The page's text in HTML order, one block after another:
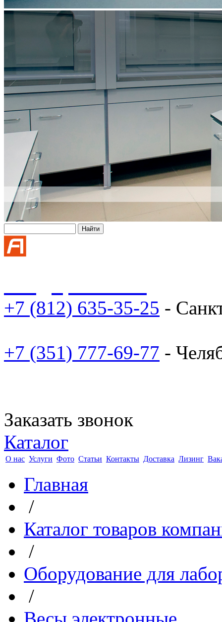
+7 (812) 635-35-25 -
+7 (351) 777-69-77 -
Заказать звонок
Каталог
О нас Услуги Фото Статьи Контакты Доставка Лизинг
Главная
/
Каталог товаров
/
Оборудование для
/